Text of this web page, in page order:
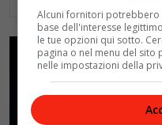
Alcuni fornitori potrebbero
base dell'interesse
le tue opzioni qui sotto.
pagina o nel menu del sito
nelle impostazioni della